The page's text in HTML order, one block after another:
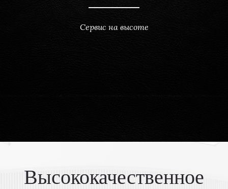
Сервис на высоте
Высококачественное